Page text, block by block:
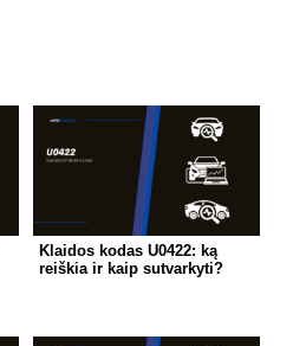
Klaidos kodas U0422: ką
reiškia ir kaip sutvarkyti?